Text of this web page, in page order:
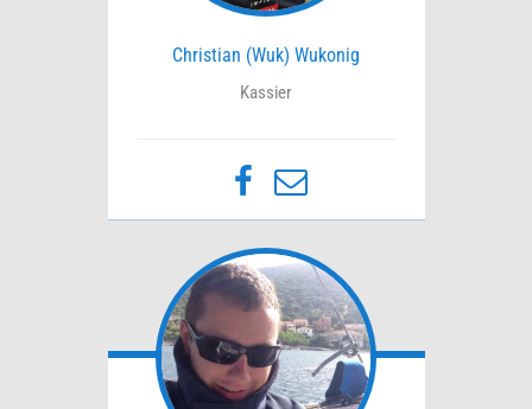
Christian (Wuk) Wukonig
Kassier